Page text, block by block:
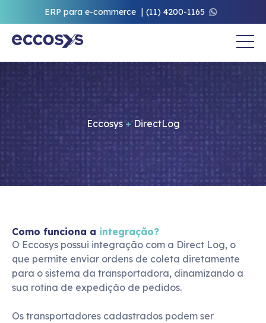
ERP para e-commerce (11) 4200-1165
Eccosys + DirectLog
Como funciona a integração?
O Eccosys possui integração com a Direct Log, o
que permite enviar ordens de coleta diretamente
para o sistema da transportadora, dinamizando a
sua rotina de expedição de pedidos.
Os transportadores cadastrados podem ser